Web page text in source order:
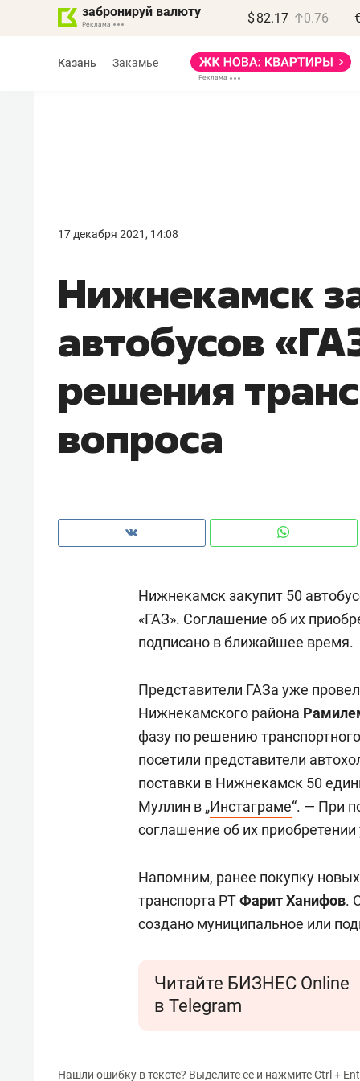
забронируй валюту $ 82.17 0.76
Казань Закамье
17 декабря 2021, 14:08
Нижнекамск
автобусов
решения
вопроса
Нижнекамск закупит 50
«ГАЗ». Соглашение об их
подписано в ближайшее время.
Представители ГАЗа уже
Нижнекамского района
фазу по решению
посетили представители
поставки в Нижнекамск 50
Муллин в „Инстаграме“. — При
соглашение об их
Напомним, ранее покупку
транспорта РТФарит Ханифов.
создано муниципальное или
Читайте БИЗНЕС Online
в Telegram
Нашли ошибку в тексте? Выделите ее и нажмите Ctrl +
правил, бизнес может
потерять минимум
полгода»
Как бизнесу выйти на зарубежные
чем интересен Оман?
создают оазис жилого
комфорта под Казанью
ID